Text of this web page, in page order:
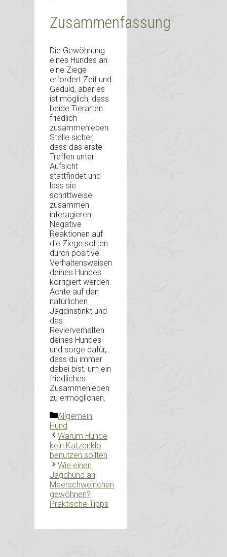
Zusammenfassung
Die Gewöhnung
eines Hundes an
eine Ziege
erfordert Zeit und
Geduld, aber es
ist möglich, dass
beide Tierarten
friedlich
zusammenleben.
Stelle sicher,
dass das erste
Treffen unter
Aufsicht
stattfindet und
lass sie
schrittweise
zusammen
interagieren.
Negative
Reaktionen auf
die Ziege sollten
durch positive
Verhaltensweisen
deines Hundes
korrigiert werden.
Achte auf den
natürlichen
Jagdinstinkt und
das
Revierverhalten
deines Hundes
und sorge dafür,
dass du immer
dabei bist, um ein
friedliches
Zusammenleben
zu ermöglichen.
Kategorien
Allgemein,
Hund
Warum Hunde
kein Katzenklo
benutzen sollten
Wie einen
Jagdhund an
Meerschweinchen
gewöhnen?
Praktische Tipps